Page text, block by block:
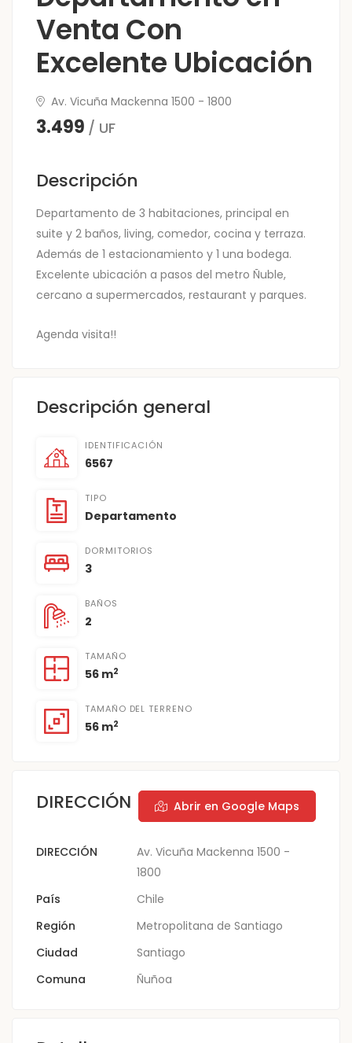
Venta Con
Excelente Ubicación
Av. Vicuña Mackenna 1500 - 1800
3.499 / UF
Descripción
Departamento de 3 habitaciones, principal en
suite y 2 baños, living, comedor, cocina y terraza.
Además de 1 estacionamiento y 1 una bodega.
Excelente ubicación a pasos del metro Ñuble,
cercano a supermercados, restaurant y parques.
Agenda visita!!
Descripción general
IDENTIFICACIÓN
6567
TIPO
Departamento
DORMITORIOS
3
BAÑOS
2
TAMAÑO
56 m2
TAMAÑO DEL TERRENO
56 m2
DIRECCIÓN Abrir en Google Maps
DIRECCIÓN
Av. Vicuña Mackenna 1500 -
1800
País
Chile
Región
Metropolitana de Santiago
Ciudad
Santiago
Comuna
Ñuñoa